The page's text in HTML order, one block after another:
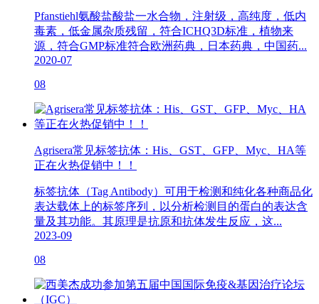
Pfanstiehl氨酸盐酸盐一水合物，注射级，高纯度，低内
毒素，低金属杂质残留，符合ICHQ3D标准，植物来
源，符合GMP标准符合欧洲药典，日本药典，中国药...
2020-07
08
Agrisera常见标签抗体：His、GST、GFP、Myc、HA等
正在火热促销中！！
标签抗体（Tag Antibody）可用于检测和纯化各种商品化
表达载体上的标签序列，以分析检测目的蛋白的表达含
量及其功能。其原理是抗原和抗体发生反应，这...
2023-09
08